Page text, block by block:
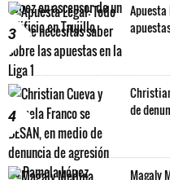
3
Apuesta
4
de
Magaly